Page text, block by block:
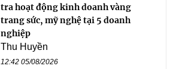
tra hoạt động kinh doanh vàng
trang sức, mỹ nghệ tại 5 doanh
nghiệp
Thu Huyền
12:42 05/08/2026